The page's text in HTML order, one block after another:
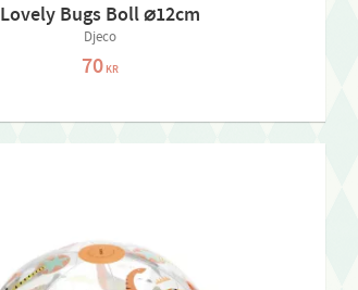
Lovely Bugs Boll ⌀12cm
Djeco
70KR